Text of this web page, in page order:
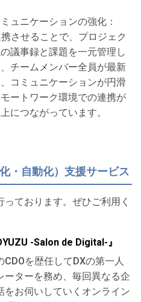
ュニケーションの強化：
させることで、プロジェク
議事録と課題を一元管理し
チームメンバー全員が最新
コミュニケーションが円滑
ートワーク環境での連携が
につながっています。
・自動化）支援サービス
ております。ぜひご利用く
-Salon de Digital-』
を歴任してDXの第一人
ターを務め、毎回異なる企
お伺いしていくオンライン